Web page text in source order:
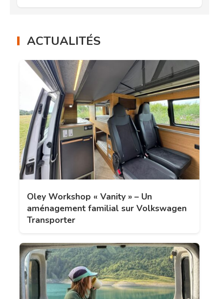
ACTUALITÉS
Oley Workshop « Vanity » – Un
aménagement familial sur Volkswagen
Transporter